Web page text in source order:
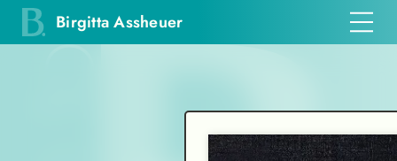
Birgitta Assheuer